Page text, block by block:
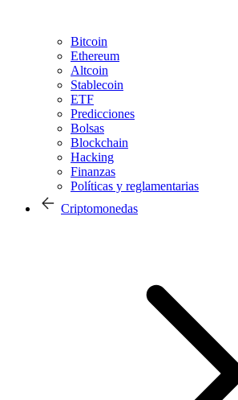
Bitcoin
Ethereum
Altcoin
Stablecoin
ETF
Predicciones
Bolsas
Blockchain
Hacking
Finanzas
Políticas y reglamentarias
Criptomonedas